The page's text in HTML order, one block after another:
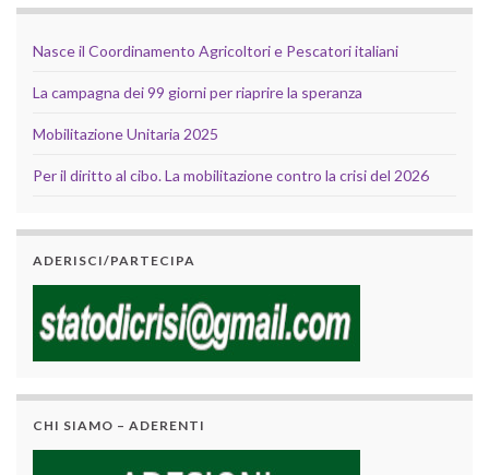
Nasce il Coordinamento Agricoltori e Pescatori italiani
La campagna dei 99 giorni per riaprire la speranza
Mobilitazione Unitaria 2025
Per il diritto al cibo. La mobilitazione contro la crisi del 2026
ADERISCI/PARTECIPA
CHI SIAMO – ADERENTI